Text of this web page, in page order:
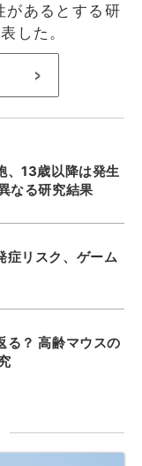
があるとする研
した。
>
、13歳以降は発生
なる研究結果
症リスク、ゲーム
る？ 高齢マウスの